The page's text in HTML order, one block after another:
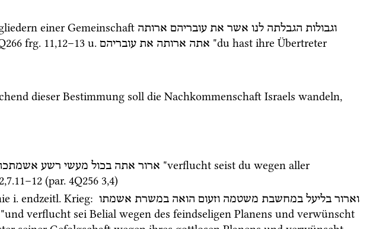
einer Gemeinschaft וגבולות הגבלתה לנו אשר את עובריהם ארותה
frg. 11,12–13 u. אתה ארותה את עובריהם
"du hast ihre Übertreter
dieser Bestimmung soll die Nachkommenschaft Israels wandeln,
ארור אתה בכול מעשי רשע
"verflucht seist du wegen aller
2,7.11–12 (par. 4Q256 3,4)
i. endzeitl. Krieg: וארור בליעל במחשבת משטמה וזעום הואה במשרת אשמתו
"und verflucht sei Belial wegen des feindseligen Planens und verwünscht